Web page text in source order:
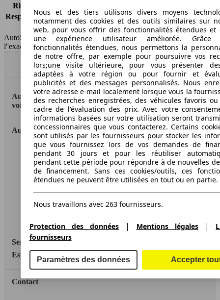
Risques partiels
Responsabilité civile -
HSN/TSN
n.c./263WXG1B
AutoScout24 France SAS décline toute responsabilité concernant
l''exactitude des indications fournies.
Haut
AutoScout24: la plus grande plateforme en ligne de
voitures en Europe
AutoScout24
A propos d'AutoScout24
Conditions d'utilisation
Informations légales
Protection des données
Service
Espace Pro
Contact
Nous et des tiers utilisons divers moyens
notamment des cookies et des outils similaires sur
web, pour vous offrir des fonctionnalités étendues et
une expérience utilisateur améliorée.
fonctionnalités étendues, nous permettons la
de notre offre, par exemple pour poursuivre vos
lors;une visite ultérieure, pour vous présenter
adaptées à votre région ou pour fournir et
publicités et des messages personnalisés. Nous
votre adresse e-mail localement lorsque vous la
des recherches enregistrées, des véhicules favoris
cadre de l'évaluation des prix. Avec votre
informations basées sur votre utilisation seront
concessionnaires que vous contacterez. Certains
sont utilisés par les fournisseurs pour stocker les
que vous fournissez lors de vos demandes de
pendant 30 jours et pour les réutiliser
pendant cette période pour répondre à de nouvelles
de financement. Sans ces cookies/outils, ces
étendues ne peuvent être utilisées en tout ou en partie.
Nous travaillons avec 263 fournisseurs.
Protection des données | Mentions légales|
fournisseurs
Paramètres des données Accepter